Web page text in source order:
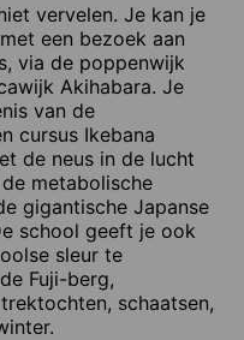
vervelen. Je kan je
een bezoek aan
via de poppenwijk
Akihabara. Je
van de
cursus Ikebana
de neus in de lucht
metabolische
gigantische Japanse
school geeft je ook
sleur te
Fuji-berg,
schaatsen,